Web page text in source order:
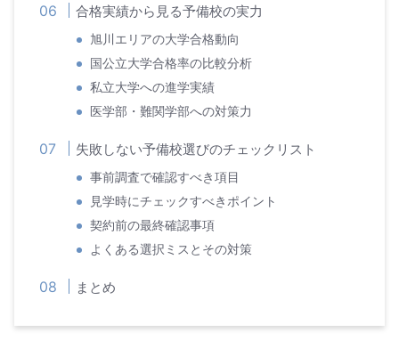
合格実績から見る予備校の実力
旭川エリアの大学合格動向
国公立大学合格率の比較分析
私立大学への進学実績
医学部・難関学部への対策力
失敗しない予備校選びのチェックリスト
事前調査で確認すべき項目
見学時にチェックすべきポイント
契約前の最終確認事項
よくある選択ミスとその対策
まとめ